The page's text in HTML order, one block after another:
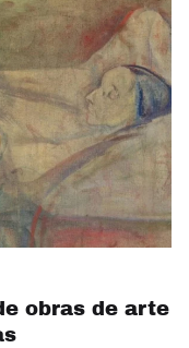
obras de arte